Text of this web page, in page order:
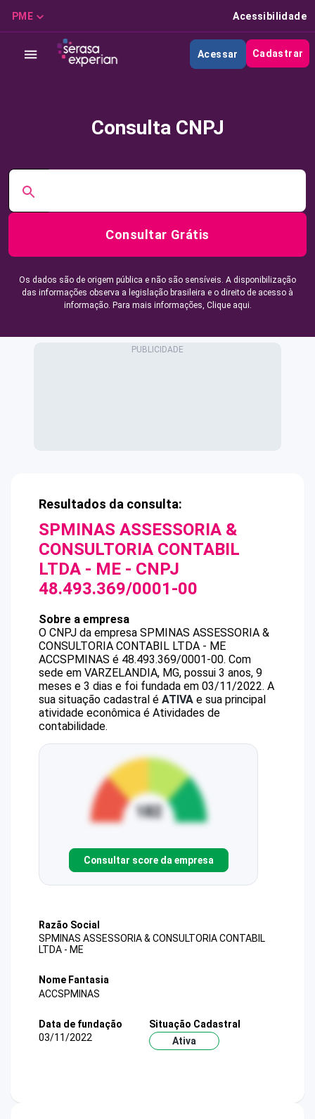
PME Acessibilidade
Acessar Cadastrar
Consulta CNPJ
Consultar Grátis
Os dados são de origem pública e não são sensíveis. A disponibilização
das informações observa a legislação brasileira e o direito de acesso à
informação. Para mais informações, Clique aqui.
Resultados da consulta:
SPMINAS ASSESSORIA &
CONSULTORIA CONTABIL
LTDA - ME - CNPJ
48.493.369/0001-00
Sobre a empresa
O CNPJ da empresa SPMINAS ASSESSORIA &
CONSULTORIA CONTABIL LTDA - ME
ACCSPMINAS é 48.493.369/0001-00. Com
sede em VARZELANDIA, MG, possui 3 anos, 9
meses e 3 dias e foi fundada em 03/11/2022. A
sua situação cadastral é ATIVA e sua principal
atividade econômica é Atividades de
contabilidade.
Consultar score da empresa
Razão Social
SPMINAS ASSESSORIA & CONSULTORIA CONTABIL
LTDA - ME
Nome Fantasia
ACCSPMINAS
Data de fundação
03/11/2022
Situação Cadastral
Ativa